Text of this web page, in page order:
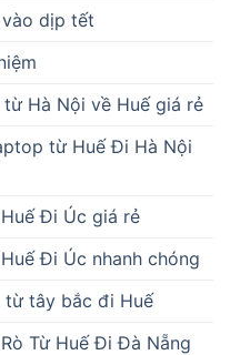
vào dịp tết
Hà Nội về Huế giá rẻ
từ Huế Đi Hà Nội
Đi Úc giá rẻ
Đi Úc nhanh chóng
từ tây bắc đi Huế
Từ Huế Đi Đà Nẵng